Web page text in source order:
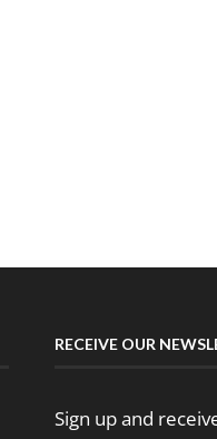
RECEIVE OUR
Sign up and